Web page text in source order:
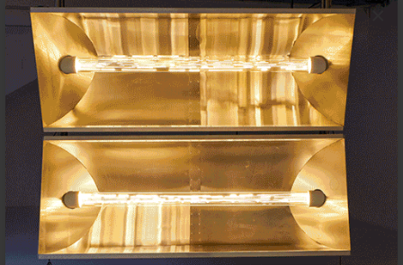
×
Exposiciones, inauguraciones,
actividades.
¡Te ayudamos a encontrar el
evento que buscas !
Exposiciones y eventos
Eventos de hoy
En curso y futuros